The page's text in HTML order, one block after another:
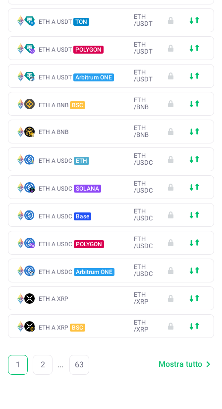
ETH A USDT TON
ETH
/USDT
ETH A USDT POLYGON
ETH
/USDT
ETH A USDT Arbitrum ONE
ETH
/USDT
ETH A BNB BSC
ETH
/BNB
ETH A BNB
ETH
/BNB
ETH A USDC ETH
ETH
/USDC
ETH A USDC SOLANA
ETH
/USDC
ETH A USDC Base
ETH
/USDC
ETH A USDC POLYGON
ETH
/USDC
ETH A USDC Arbitrum ONE
ETH
/USDC
ETH A XRP
ETH
/XRP
ETH A XRP BSC
ETH
/XRP
1 2 ... 63 Mostra tutto